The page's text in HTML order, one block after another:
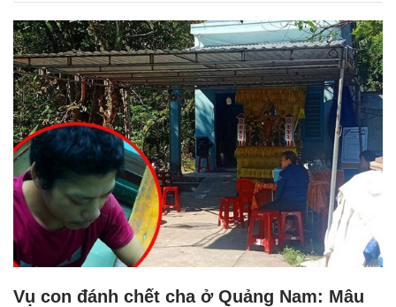
Vụ con đánh chết cha ở Quảng Nam: Mâu